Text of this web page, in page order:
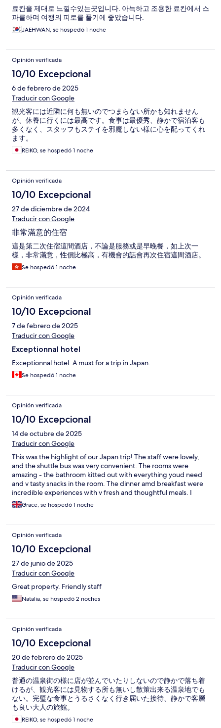
료칸을 제대로 느낄수있는곳입니다. 아늑하고 조용한 료칸에서 스
파를하며 여행의 피로를 풀기에 좋았습니다.
JAEHWAN, se hospedó 1 noche
Opinión verificada
10/10 Excepcional
6 de febrero de 2025
Traducir con Google
観光客には近隣に何も無いのでつまらない所かも知れません
が、休養に行くには最高です。食事は最優秀、静かで宿泊客も
多くなく、スタッフもステイを邪魔しない様に心を配ってくれ
ます。
REIKO, se hospedó 1 noche
Opinión verificada
10/10 Excepcional
27 de diciembre de 2024
Traducir con Google
非常滿意的住宿
這是第二次住宿這間酒店，不論是服務或是早晚餐，如上次一
樣，非常滿意，性價比極高，有機會的話會再次住宿這間酒店。
Se hospedó 1 noche
Opinión verificada
10/10 Excepcional
7 de febrero de 2025
Traducir con Google
Exceptionnal hotel
Exceptionnal hotel. A must for a trip in Japan.
Se hospedó 1 noche
Opinión verificada
10/10 Excepcional
14 de octubre de 2025
Traducir con Google
This was the highlight of our Japan trip! The staff were lovely,
and the shuttle bus was very convenient. The rooms were
amazing - the bathroom kitted out with everything youd need
and v tasty snacks in the room. The dinner amd breakfast were
incredible experiences with v fresh and thoughtful meals. I
would recommend this to anyone even for a 1 night stay - great
massages at the spa too!
Grace, se hospedó 1 noche
Opinión verificada
10/10 Excepcional
27 de junio de 2025
Traducir con Google
Great property. Friendly staff
Natalia, se hospedó 2 noches
Opinión verificada
10/10 Excepcional
20 de febrero de 2025
Traducir con Google
普通の温泉街の様に店が並んでいたりしないので静かで落ち着
けるが、観光客には見物する所も無いし散策出来る温泉地でも
ない。完璧な食事とうるさくなく行き届いた接待、静かで客層
も良い大人の旅館。
REIKO, se hospedó 1 noche